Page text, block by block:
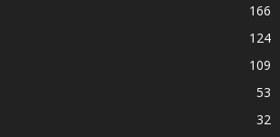
166
124
109
53
32